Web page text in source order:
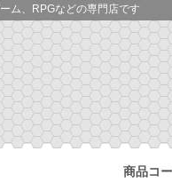
ム、RPGなどの専門店です
商品コ